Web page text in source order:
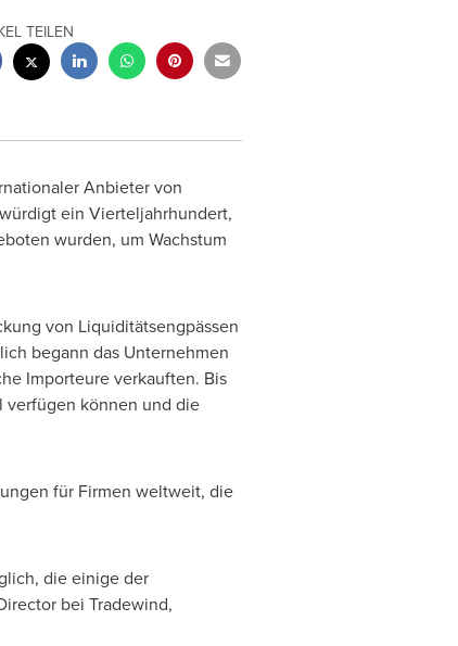
TEILEN
Anbieter von
ein Vierteljahrhundert,
wurden, um Wachstum
von Liquiditätsengpässen
begann das Unternehmen
Importeure verkauften. Bis
verfügen können und die
für Firmen weltweit, die
die einige der
bei Tradewind,